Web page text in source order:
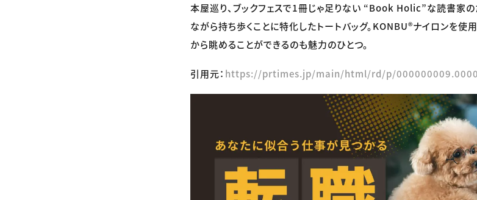
本屋巡り、ブックフェスで1冊じゃ足りない “Book Holic”な読書家
ながら持ち歩くことに特化したトートバッグ。KONBU®︎ナイロンを使
から眺めることができるのも魅力のひとつ。
引用元： https://prtimes.jp/main/html/rd/p/